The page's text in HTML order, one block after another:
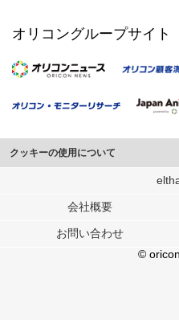
オリコングループサイト
クッキーの使用について
このサイトでは Cookie を使用して、
行っています。
メディアや広告配信、データ解析の各
各パートナーは、この情報とユーザー
ユーザーが各パートナーのサービスを
会社概要
お問い合わせ
©